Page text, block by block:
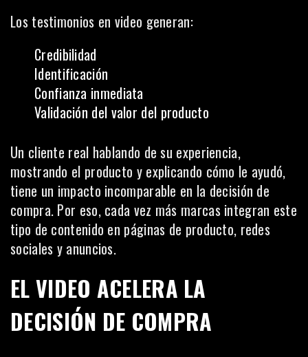
Los testimonios en video generan:
Credibilidad
Identificación
Confianza inmediata
Validación del valor del producto
Un cliente real hablando de su experiencia,
mostrando el producto y explicando cómo le ayudó,
tiene un impacto incomparable en la decisión de
compra. Por eso, cada vez más marcas integran este
tipo de contenido en páginas de producto, redes
sociales y anuncios.
EL VIDEO ACELERA LA
DECISIÓN DE COMPRA